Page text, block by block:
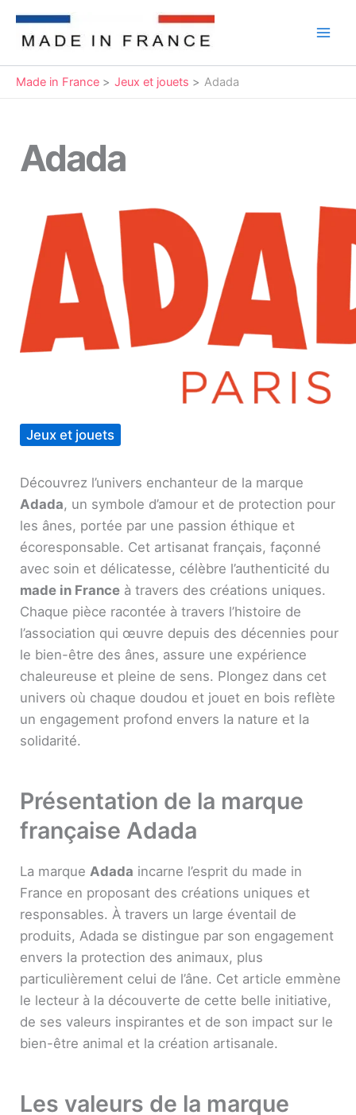
contenu
Made in France Jeux et jouets Adada
Adada
Jeux et jouets
Découvrez l’univers enchanteur de la marque
Adada, un symbole d’amour et de protection pour
les ânes, portée par une passion éthique et
écoresponsable. Cet artisanat français, façonné
avec soin et délicatesse, célèbre l’authenticité du
made in France à travers des créations uniques.
Chaque pièce racontée à travers l’histoire de
l’association qui œuvre depuis des décennies pour
le bien-être des ânes, assure une expérience
chaleureuse et pleine de sens. Plongez dans cet
univers où chaque doudou et jouet en bois reflète
un engagement profond envers la nature et la
solidarité.
Présentation de la marque
française Adada
La marque Adada incarne l’esprit du made in
France en proposant des créations uniques et
responsables. À travers un large éventail de
produits, Adada se distingue par son engagement
envers la protection des animaux, plus
particulièrement celui de l’âne. Cet article emmène
le lecteur à la découverte de cette belle initiative,
de ses valeurs inspirantes et de son impact sur le
bien-être animal et la création artisanale.
Les valeurs de la marque